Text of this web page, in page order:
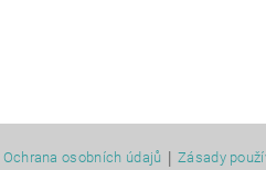
Ochrana osobních údajů | Zásady